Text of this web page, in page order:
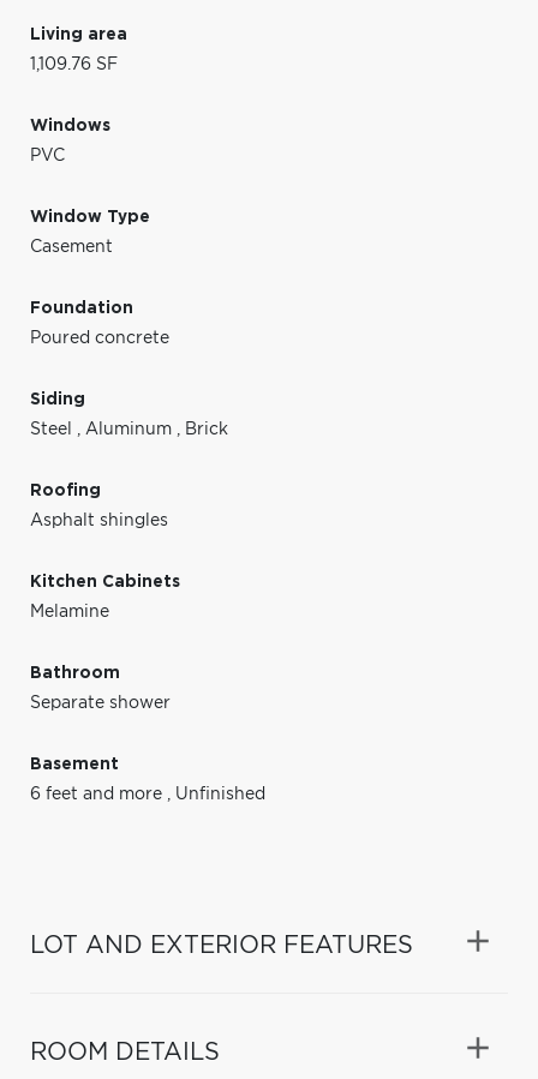
Living area
1,109.76 SF
Windows
PVC
Window Type
Casement
Foundation
Poured concrete
Siding
Steel , Aluminum , Brick
Roofing
Asphalt shingles
Kitchen Cabinets
Melamine
Bathroom
Separate shower
Basement
6 feet and more , Unfinished
LOT AND EXTERIOR FEATURES
ROOM DETAILS